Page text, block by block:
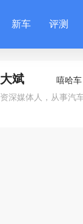
新车 评测
大斌 嘻哈车
资深媒体人，从事汽